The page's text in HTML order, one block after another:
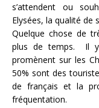
s’attendent ou
Elysées, la qualité de
Quelque chose de
plus de temps. Il y
promènent sur les
50% sont des
de français et la
fréquentation.